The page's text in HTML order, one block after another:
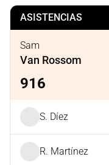
ASISTENCIAS
Sam
Van Rossom
916
S. Díez
R. Martínez